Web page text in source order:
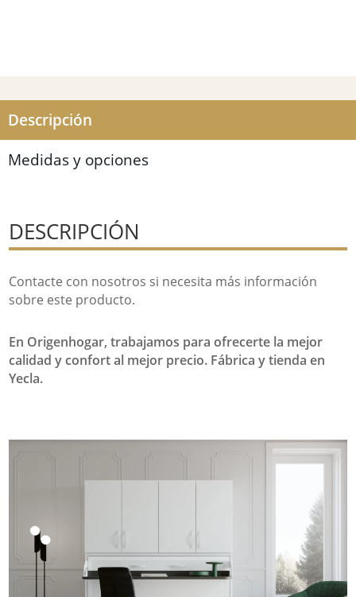
Descripción
Medidas y opciones
DESCRIPCIÓN
Contacte con nosotros si necesita más información
sobre este producto.
En Origenhogar, trabajamos para ofrecerte la mejor
calidad y confort al mejor precio. Fábrica y tienda en
Yecla.